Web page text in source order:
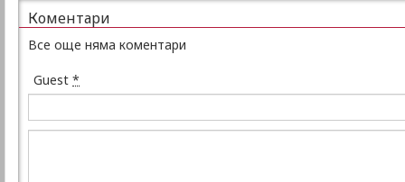
Коментари
Все още няма коментари
Guest *